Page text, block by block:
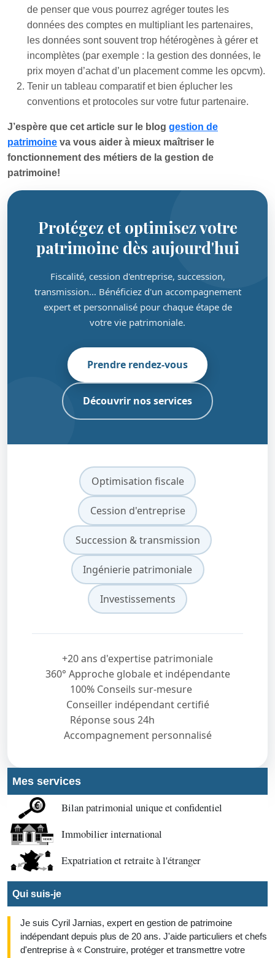
de penser que vous pourrez agréger toutes les
données des comptes en multipliant les partenaires,
les données sont souvent trop hétérogènes à gérer et
incomplètes (par exemple : la gestion des données, le
prix moyen d’achat d’un placement comme les opcvm).
Tenir un tableau comparatif et bien éplucher les
conventions et protocoles sur votre futur partenaire.
J’espère que cet article sur le blog gestion de
patrimoine va vous aider à mieux maîtriser le
fonctionnement des métiers de la gestion de
patrimoine!
Protégez et optimisez votre
patrimoine dès aujourd'hui
Fiscalité, cession d'entreprise, succession,
transmission… Bénéficiez d'un accompagnement
expert et personnalisé pour chaque étape de
votre vie patrimoniale.
Prendre rendez-vous
Découvrir nos services
Optimisation fiscale
Cession d'entreprise
Succession & transmission
Ingénierie patrimoniale
Investissements
+20 ans d'expertise patrimoniale
360° Approche globale et indépendante
100% Conseils sur-mesure
Conseiller indépendant certifié
Réponse sous 24h
Accompagnement personnalisé
Mes services
Bilan patrimonial unique et confidentiel
Immobilier international
Expatriation et retraite à l'étranger
Qui suis-je
Je suis Cyril Jarnias, expert en gestion de patrimoine
indépendant depuis plus de 20 ans. J'aide particuliers et chefs
d'entreprise à « Construire, protéger et transmettre votre